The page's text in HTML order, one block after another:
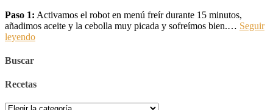
Paso 1: Activamos el robot en menú freír durante 15 minutos,
añadimos aceite y la cebolla muy picada y sofreímos bien.… Seguir
leyendo
Buscar
Recetas
Recetas